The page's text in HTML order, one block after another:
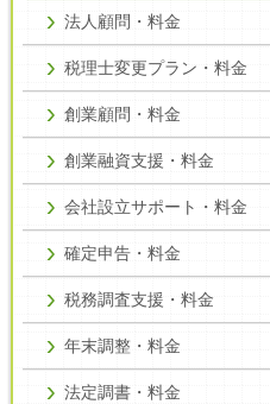
法人顧問・料金
税理士変更プラン・料金
創業顧問・料金
創業融資支援・料金
会社設立サポート・料金
確定申告・料金
税務調査支援・料金
年末調整・料金
法定調書・料金